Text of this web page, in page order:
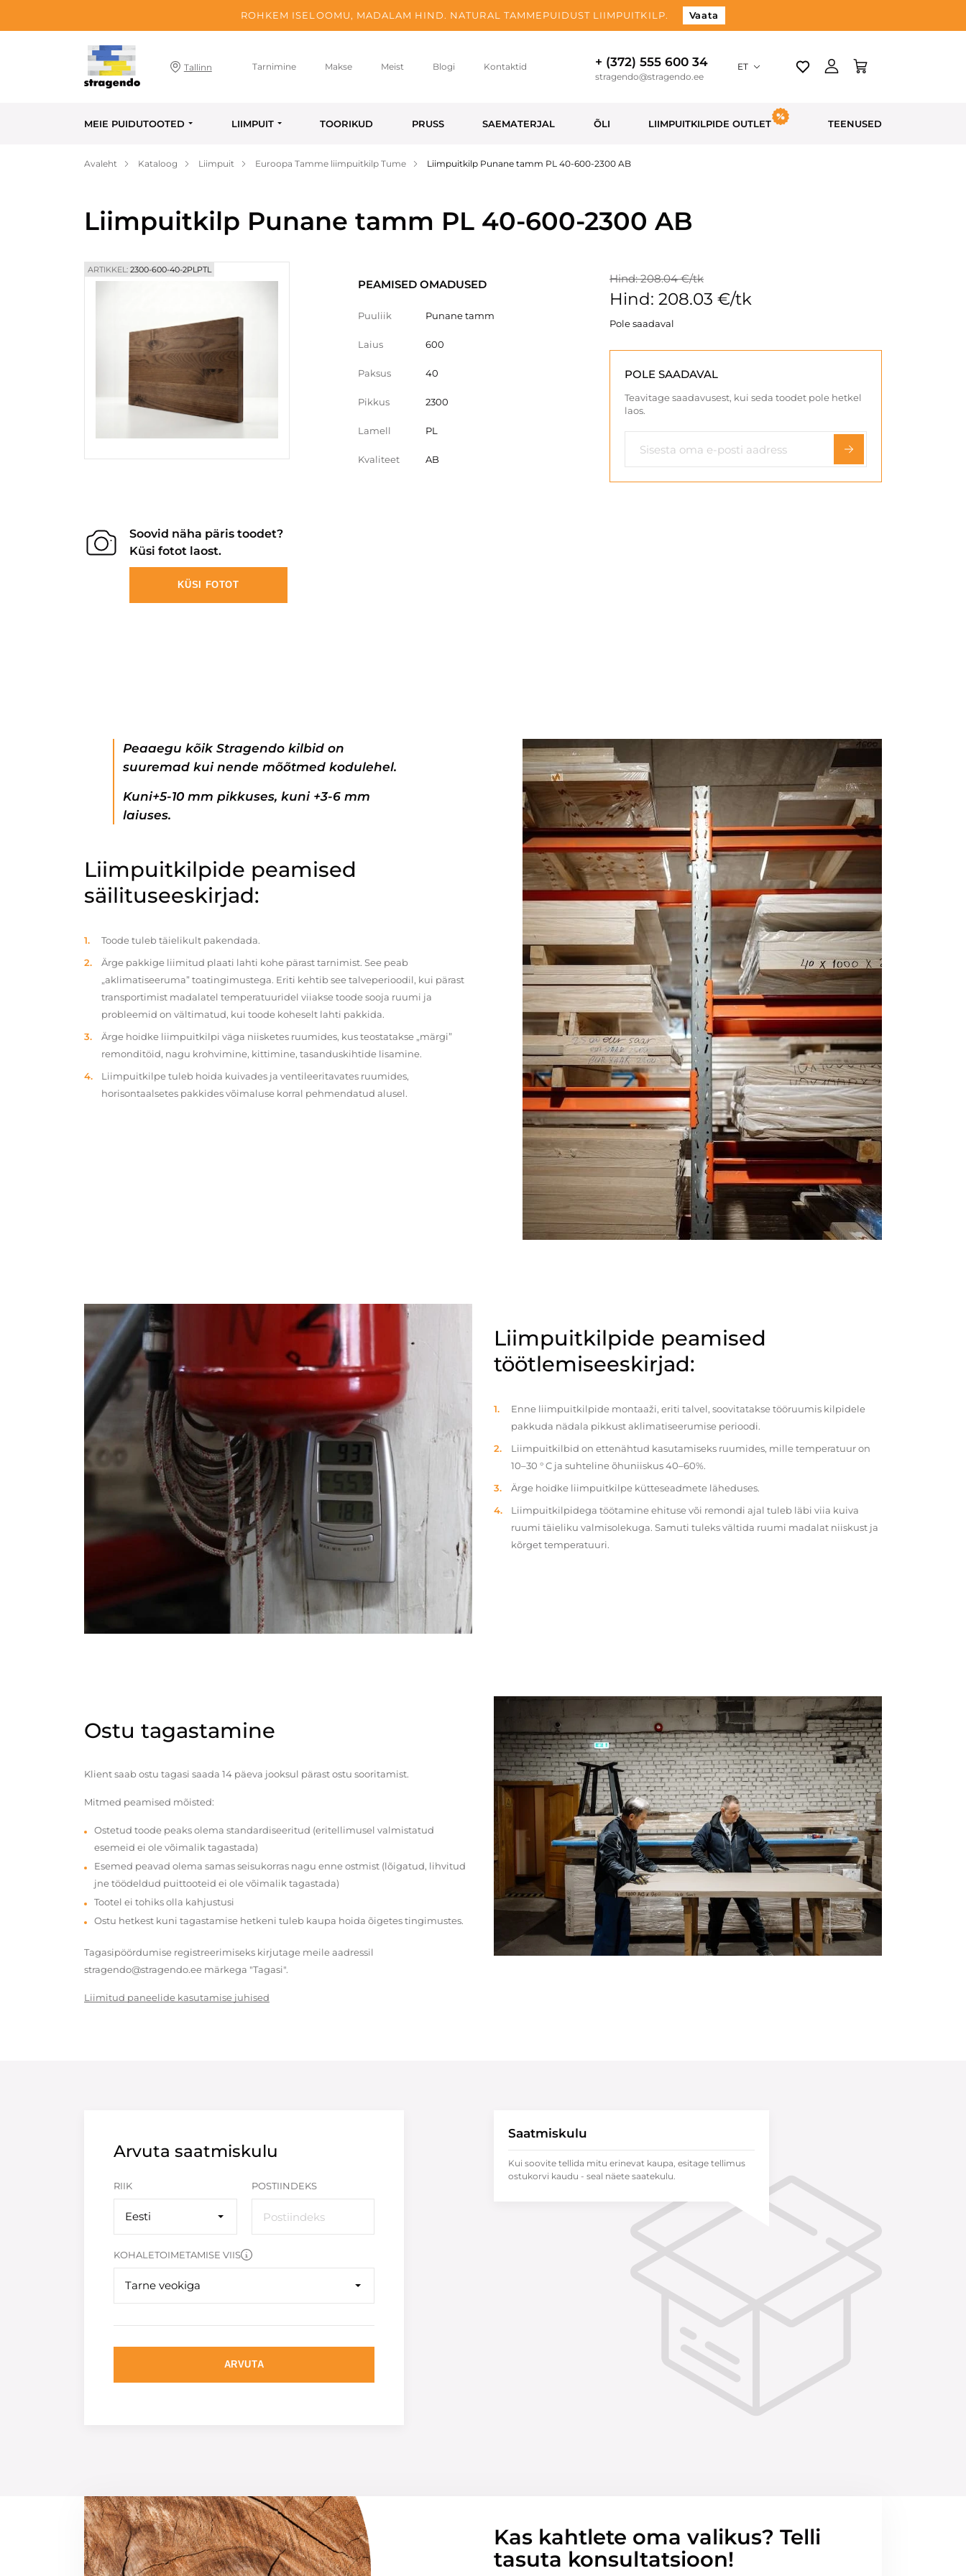
ROHKEM ISELOOMU, MADALAM HIND. NATURAL TAMMEPUIDUST LIIMPUITKILP. Vaata
Tallinn Tarnimine Makse Meist Blogi Kontaktid + (372) 555 600 34
stragendo@stragendo.ee
ET
MEIE PUIDUTOOTED LIIMPUIT TOORIKUD PRUSS SAEMATERJAL ÕLI LIIMPUITKILPIDE OUTLET TEENUSED
Avaleht Kataloog Liimpuit Euroopa Tamme liimpuitkilp Tume Liimpuitkilp Punane tamm PL 40-600-2300 AB
Liimpuitkilp Punane tamm PL 40-600-2300 AB
ARTIKKEL: 2300-600-40-2PLPTL
PEAMISED OMADUSED
Puuliik Punane tamm
Laius 600
Paksus 40
Pikkus 2300
Lamell PL
Kvaliteet AB
Hind: 208.04 €/tk
Hind: 208.03 €/tk
Pole saadaval
POLE SAADAVAL
Teavitage saadavusest, kui seda toodet pole hetkel
laos.
Soovid näha päris toodet?
Küsi fotot laost.
KÜSI FOTOT
Peaaegu kõik Stragendo kilbid on
suuremad kui nende mõõtmed kodulehel.
Kuni+5-10 mm pikkuses, kuni +3-6 mm
laiuses.
Liimpuitkilpide peamised
säilituseeskirjad:
Toode tuleb täielikult pakendada.
Ärge pakkige liimitud plaati lahti kohe pärast tarnimist. See peab
„aklimatiseeruma” toatingimustega. Eriti kehtib see talveperioodil, kui pärast
transportimist madalatel temperatuuridel viiakse toode sooja ruumi ja
probleemid on vältimatud, kui toode koheselt lahti pakkida.
Ärge hoidke liimpuitkilpi väga niisketes ruumides, kus teostatakse „märgi”
remonditöid, nagu krohvimine, kittimine, tasanduskihtide lisamine.
Liimpuitkilpe tuleb hoida kuivades ja ventileeritavates ruumides,
horisontaalsetes pakkides võimaluse korral pehmendatud alusel.
Liimpuitkilpide peamised
töötlemiseeskirjad:
Enne liimpuitkilpide montaaži, eriti talvel, soovitatakse tööruumis kilpidele
pakkuda nädala pikkust aklimatiseerumise perioodi.
Liimpuitkilbid on ettenähtud kasutamiseks ruumides, mille temperatuur on
10–30 ° C ja suhteline õhuniiskus 40–60%.
Ärge hoidke liimpuitkilpe kütteseadmete läheduses.
Liimpuitkilpidega töötamine ehituse või remondi ajal tuleb läbi viia kuiva
ruumi täieliku valmisolekuga. Samuti tuleks vältida ruumi madalat niiskust ja
kõrget temperatuuri.
Ostu tagastamine
Klient saab ostu tagasi saada 14 päeva jooksul pärast ostu sooritamist.
Mitmed peamised mõisted:
Ostetud toode peaks olema standardiseeritud (eritellimusel valmistatud
esemeid ei ole võimalik tagastada)
Esemed peavad olema samas seisukorras nagu enne ostmist (lõigatud, lihvitud
jne töödeldud puittooteid ei ole võimalik tagastada)
Tootel ei tohiks olla kahjustusi
Ostu hetkest kuni tagastamise hetkeni tuleb kaupa hoida õigetes tingimustes.
Tagasipöördumise registreerimiseks kirjutage meile aadressil
stragendo@stragendo.ee märkega "Tagasi".
Liimitud paneelide kasutamise juhised
Arvuta saatmiskulu
RIIK
Eesti
POSTIINDEKS
KOHALETOIMETAMISE VIIS
Tarne veokiga
ARVUTA
Saatmiskulu
Kui soovite tellida mitu erinevat kaupa, esitage tellimus
ostukorvi kaudu - seal näete saatekulu.
Kas kahtlete oma valikus? Telli
tasuta konsultatsioon!